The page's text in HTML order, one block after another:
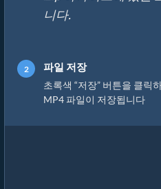
니다.
파일 저장
초록색 “저장” 버튼을 클릭
MP4 파일이 저장됩니다